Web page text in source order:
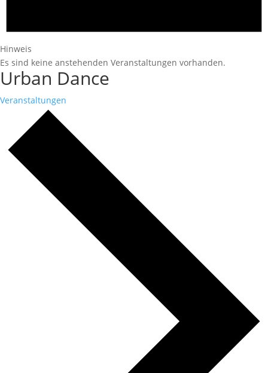
Hinweis
Es sind keine anstehenden Veranstaltungen vorhanden.
Urban Dance
Veranstaltungen